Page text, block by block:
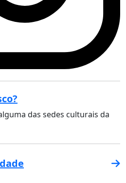
das sedes culturais da